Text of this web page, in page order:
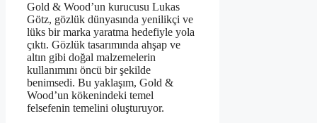
Gold & Wood’un kurucusu Lukas
Götz, gözlük dünyasında yenilikçi ve
lüks bir marka yaratma hedefiyle yola
çıktı. Gözlük tasarımında ahşap ve
altın gibi doğal malzemelerin
kullanımını öncü bir şekilde
benimsedi. Bu yaklaşım, Gold &
Wood’un kökenindeki temel
felsefenin temelini oluşturuyor.